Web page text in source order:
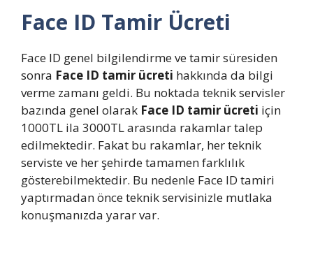
Face ID Tamir Ücreti
Face ID genel bilgilendirme ve tamir süresiden
sonra Face ID tamir ücreti hakkında da bilgi
verme zamanı geldi. Bu noktada teknik servisler
bazında genel olarak Face ID tamir ücreti için
1000TL ila 3000TL arasında rakamlar talep
edilmektedir. Fakat bu rakamlar, her teknik
serviste ve her şehirde tamamen farklılık
gösterebilmektedir. Bu nedenle Face ID tamiri
yaptırmadan önce teknik servisinizle mutlaka
konuşmanızda yarar var.